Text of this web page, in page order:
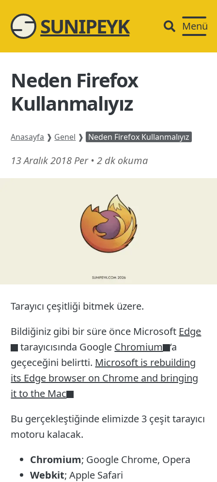
SUNIPEYK Menü
Neden Firefox
Kullanmalıyız
Anasayfa ❱ Genel ❱ Neden Firefox Kullanmalıyız
13 Aralık 2018 Per 26
Mart
• 2 dk okuma
Tarayıcı çeşitliği bitmek üzere.
Bildiğiniz gibi bir süre önce Microsoft Edge
tarayıcısında Google Chromium ‘a
geçeceğini belirtti. Microsoft is rebuilding
its Edge browser on Chrome and bringing
it to the Mac
Bu gerçekleştiğinde elimizde 3 çeşit tarayıcı
motoru kalacak.
Chromium; Google Chrome, Opera
Webkit; Apple Safari